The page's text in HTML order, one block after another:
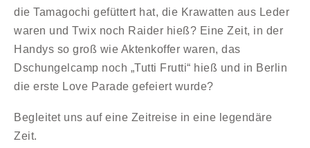
die Tamagochi gefüttert hat, die Krawatten aus Leder
waren und Twix noch Raider hieß? Eine Zeit, in der
Handys so groß wie Aktenkoffer waren, das
Dschungelcamp noch „Tutti Frutti“ hieß und in Berlin
die erste Love Parade gefeiert wurde?
Begleitet uns auf eine Zeitreise in eine legendäre
Zeit.